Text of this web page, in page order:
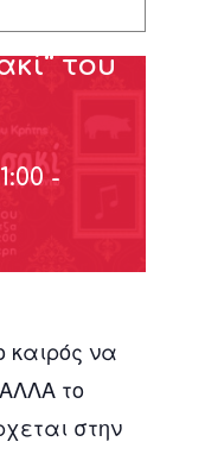
του
-
καιρός να
το
στην